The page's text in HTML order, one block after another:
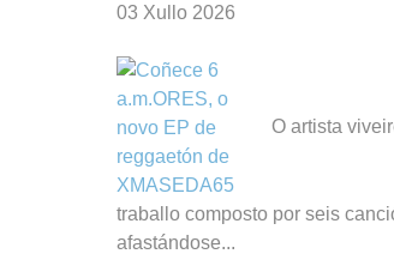
03 Xullo 2026
O artista
traballo composto por seis
afastándose...